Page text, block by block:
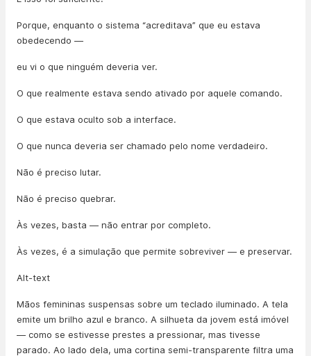
Porque, enquanto o sistema “acreditava” que eu estava
obedecendo —
eu vi o que ninguém deveria ver.
O que realmente estava sendo ativado por aquele comando.
O que estava oculto sob a interface.
O que nunca deveria ser chamado pelo nome verdadeiro.
Não é preciso lutar.
Não é preciso quebrar.
Às vezes, basta — não entrar por completo.
Às vezes, é a simulação que permite sobreviver — e preservar.
Alt-text
Mãos femininas suspensas sobre um teclado iluminado. A tela
emite um brilho azul e branco. A silhueta da jovem está imóvel
— como se estivesse prestes a pressionar, mas tivesse
parado. Ao lado dela, uma cortina semi-transparente filtra uma